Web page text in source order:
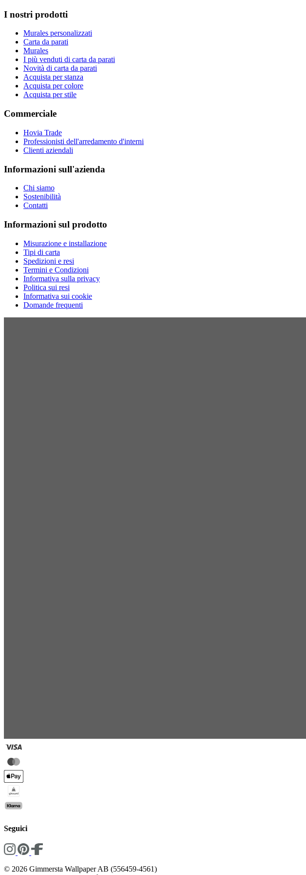
I nostri prodotti
Murales personalizzati
Carta da parati
Murales
I più venduti di carta da parati
Novità di carta da parati
Acquista per stanza
Acquista per colore
Acquista per stile
Commerciale
Hovia Trade
Professionisti dell'arredamento d'interni
Clienti aziendali
Informazioni sull'azienda
Chi siamo
Sostenibilità
Contatti
Informazioni sul prodotto
Misurazione e installazione
Tipi di carta
Spedizioni e resi
Termini e Condizioni
Informativa sulla privacy
Politica sui resi
Informativa sui cookie
Domande frequenti
Seguici
© 2026 Gimmersta Wallpaper AB (556459-4561)